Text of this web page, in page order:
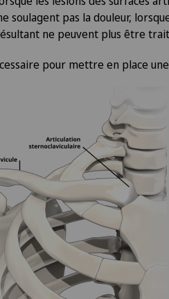
soulagent pas la douleur,
ne peuvent plus être
pour mettre en place